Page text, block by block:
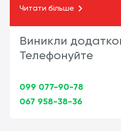
Читати більше
Виникли
Телефонуйте
099 077-90-78
067 958-38-36